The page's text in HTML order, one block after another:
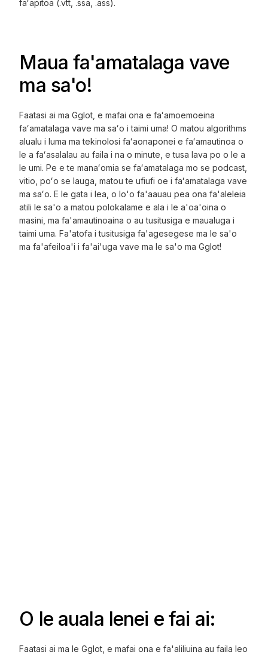
faʻapitoa (.vtt, .ssa, .ass).
Maua fa'amatalaga vave
ma sa'o!
Faatasi ai ma Gglot, e mafai ona e faʻamoemoeina
faʻamatalaga vave ma saʻo i taimi uma! O matou algorithms
alualu i luma ma tekinolosi faʻaonaponei e faʻamautinoa o
le a faʻasalalau au faila i na o minute, e tusa lava po o le a
le umi. Pe e te manaʻomia se faʻamatalaga mo se podcast,
vitio, poʻo se lauga, matou te ufiufi oe i faʻamatalaga vave
ma saʻo. E le gata i lea, o lo'o fa'aauau pea ona fa'aleleia
atili le sa'o a matou polokalame e ala i le a'oa'oina o
masini, ma fa'amautinoaina o au tusitusiga e maualuga i
taimi uma. Fa'atofa i tusitusiga fa'agesegese ma le sa'o
ma fa'afeiloa'i i fa'ai'uga vave ma le sa'o ma Gglot!
O le auala lenei e fai ai:
Faatasi ai ma le Gglot, e mafai ona e fa'aliliuina au faila leo